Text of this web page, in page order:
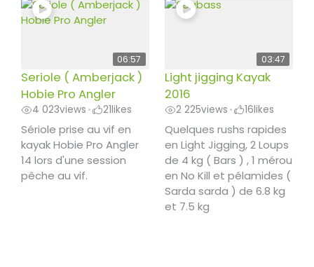
06:57
Seriole ( Amberjack )
Hobie Pro Angler
4 023views • 21likes
Sériole prise au vif en
kayak Hobie Pro Angler
14 lors d'une session
pêche au vif.
03:47
Light jigging Kayak
2016
2 225views • 16likes
Quelques rushs rapides
en Light Jigging, 2 Loups
de 4 kg ( Bars ) , 1 mérou
en No Kill et pélamides (
Sarda sarda ) de 6.8 kg
et 7.5 kg